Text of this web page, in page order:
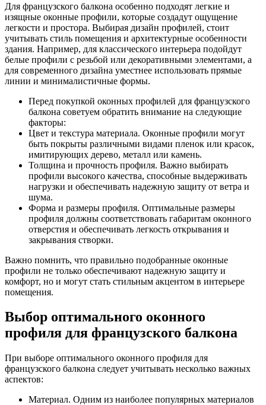
Для французского балкона особенно подходят легкие и
изящные оконные профили, которые создадут ощущение
легкости и простора. Выбирая дизайн профилей, стоит
учитывать стиль помещения и архитектурные особенности
здания. Например, для классического интерьера подойдут
белые профили с резьбой или декоративными элементами, а
для современного дизайна уместнее использовать прямые
линии и минималистичные формы.
Перед покупкой оконных профилей для французского
балкона советуем обратить внимание на следующие
факторы:
Цвет и текстура материала. Оконные профили могут
быть покрыты различными видами пленок или красок,
имитирующих дерево, металл или камень.
Толщина и прочность профиля. Важно выбирать
профили высокого качества, способные выдерживать
нагрузки и обеспечивать надежную защиту от ветра и
шума.
Форма и размеры профиля. Оптимальные размеры
профиля должны соответствовать габаритам оконного
отверстия и обеспечивать легкость открывания и
закрывания створки.
Важно помнить, что правильно подобранные оконные
профили не только обеспечивают надежную защиту и
комфорт, но и могут стать стильным акцентом в интерьере
помещения.
Выбор оптимального оконного
профиля для французского балкона
При выборе оптимального оконного профиля для
французского балкона следует учитывать несколько важных
аспектов:
Материал. Одним из наиболее популярных материалов